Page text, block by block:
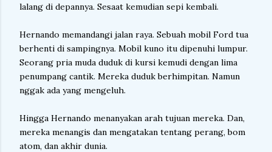
lalang di depannya. Sesaat kemudian sepi kembali.
Hernando memandangi jalan raya. Sebuah mobil Ford tua
berhenti di sampingnya. Mobil kuno itu dipenuhi lumpur.
Seorang pria muda duduk di kursi kemudi dengan lima
penumpang cantik. Mereka duduk berhimpitan. Namun
nggak ada yang mengeluh.
Hingga Hernando menanyakan arah tujuan mereka. Dan,
mereka menangis dan mengatakan tentang perang, bom
atom, dan akhir dunia.